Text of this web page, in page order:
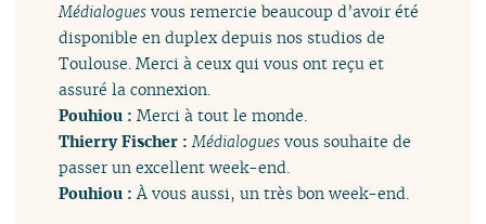
Médialogues vous remercie beaucoup d’avoir été
disponible en duplex depuis nos studios de
Toulouse. Merci à ceux qui vous ont reçu et
assuré la connexion.
Pouhiou :Merci à tout le monde.
Thierry Fischer :Médialogues vous souhaite de
passer un excellent week-end.
Pouhiou :À vous aussi, un très bon week-end.